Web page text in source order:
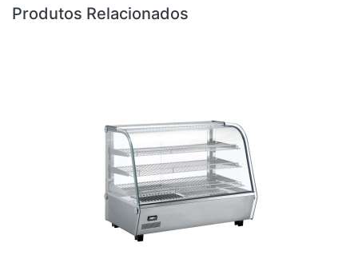
Produtos Relacionados